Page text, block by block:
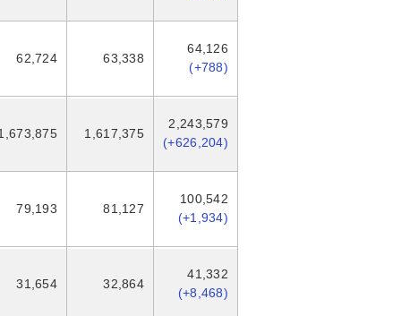
62,724 63,338
64,126
(+788)
1,617,375
2,243,579
(+626,204)
79,193 81,127
100,542
(+1,934)
31,654 32,864
41,332
(+8,468)